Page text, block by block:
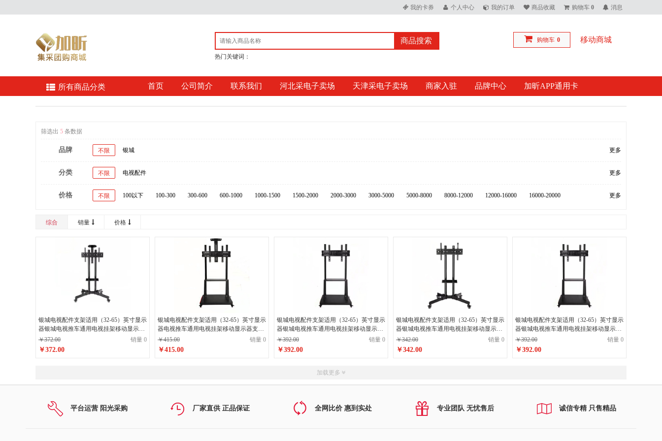
我的卡券 个人中心 我的订单 商品收藏 购物车 0 消息
商品搜索
热门关键词：
购物车 0 移动商城
首页 公司简介 联系我们 河北采电子卖场 天津采电子卖场 商家入驻 品牌中心 加昕APP通用卡
所有商品分类
筛选出 5 条数据
品牌 不限 银城 更多
分类 不限 电视配件 更多
价格 不限 100以下 100-300 300-600 600-1000 1000-1500 1500-2000 2000-3000 3000-5000 5000-8000 8000-12000 12000-16000 16000-20000 更多
综合 销量 价格
银城电视配件支架适用（32-65）英寸显示
器银城电视推车通用电视挂架移动显示器
支架-经济型带上下托盘
￥372.00 销量 0
￥372.00
银城电视配件支架适用（32-65）英寸显示
器电视推车通用电视挂架移动显示器支架
加强款上下托盘
￥415.00 销量 0
￥415.00
银城电视配件支架适用（32-65）英寸显示
器银城电视推车通用电视挂架移动显示器
支架加强款无上托盘
￥392.00 销量 0
￥392.00
银城电视配件支架适用（32-65）英寸显示
器银城电视推车通用电视挂架移动显示器
支架-经济型带中托盘
￥342.00 销量 0
￥342.00
银城电视配件支架适用（32-65）英寸显示
器银城电视推车通用电视挂架移动显示器
支架家用矮款无上托盘1.35m
￥392.00 销量 0
￥392.00
加载更多
平台运营 阳光采购 厂家直供 正品保证 全网比价 惠到实处 专业团队 无忧售后 诚信专精 只售精品